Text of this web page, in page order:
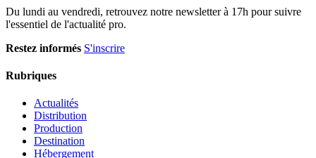
Du lundi au vendredi, retrouvez notre newsletter à 17h pour suivre
l'essentiel de l'actualité pro.
Restez informés S'inscrire
Rubriques
Actualités
Distribution
Production
Destination
Hébergement